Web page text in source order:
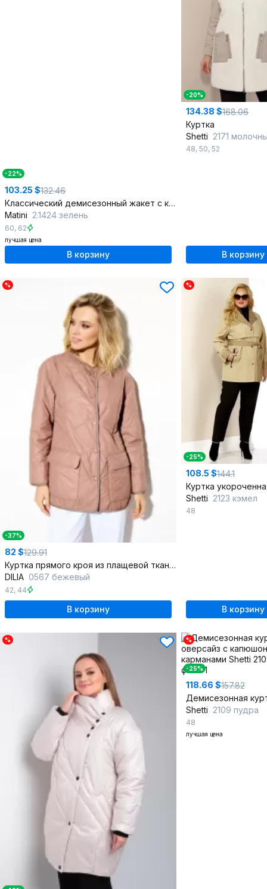
-22%
103.25 $132.46
Классический демисезонный жакет с карманами и высоким воротником
Matini 2.1424 зелень
60, 62
лучшая цена
В корзину
-20%
134.38 $168.06
Куртка
Shetti 2171
48, 50, 52
В корзину
%
-37%
82 $129.91
Куртка прямого кроя из плащевой ткани с накладными карманами
DILIA 0567 бежевый
42, 44
В корзину
%
-25%
108.5 $144.1
Shetti 2123 кэмел
48
В корзину
% %
-25%
118.66 $157.82
Shetti 2109 пудра
48
лучшая цена